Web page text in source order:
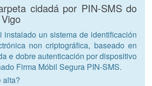
cidadá por PIN-SMS do
instalado un sistema de identificación
non criptográfica, baseado en
e dobre autenticación por dispositivo
Firma Móbil Segura PIN-SMS.
alta?